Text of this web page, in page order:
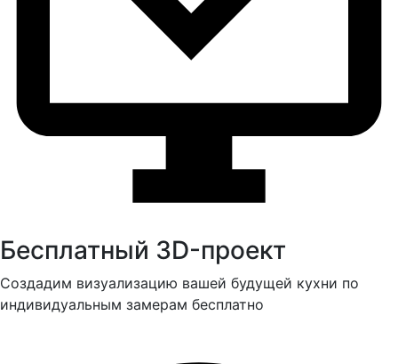
Бесплатный 3D-проект
Создадим визуализацию вашей будущей кухни по
индивидуальным замерам бесплатно